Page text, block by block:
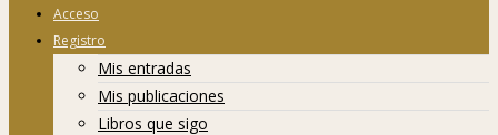
Acceso
Registro
Mis entradas
Mis publicaciones
Libros que sigo